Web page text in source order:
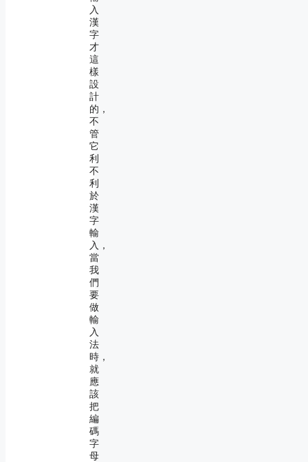
入
漢
字
才
這
樣
設
計
的，
不
管
它
利
不
利
於
漢
字
輸
入，
當
我
們
要
做
輸
入
法
時，
就
應
該
把
編
碼
字
母